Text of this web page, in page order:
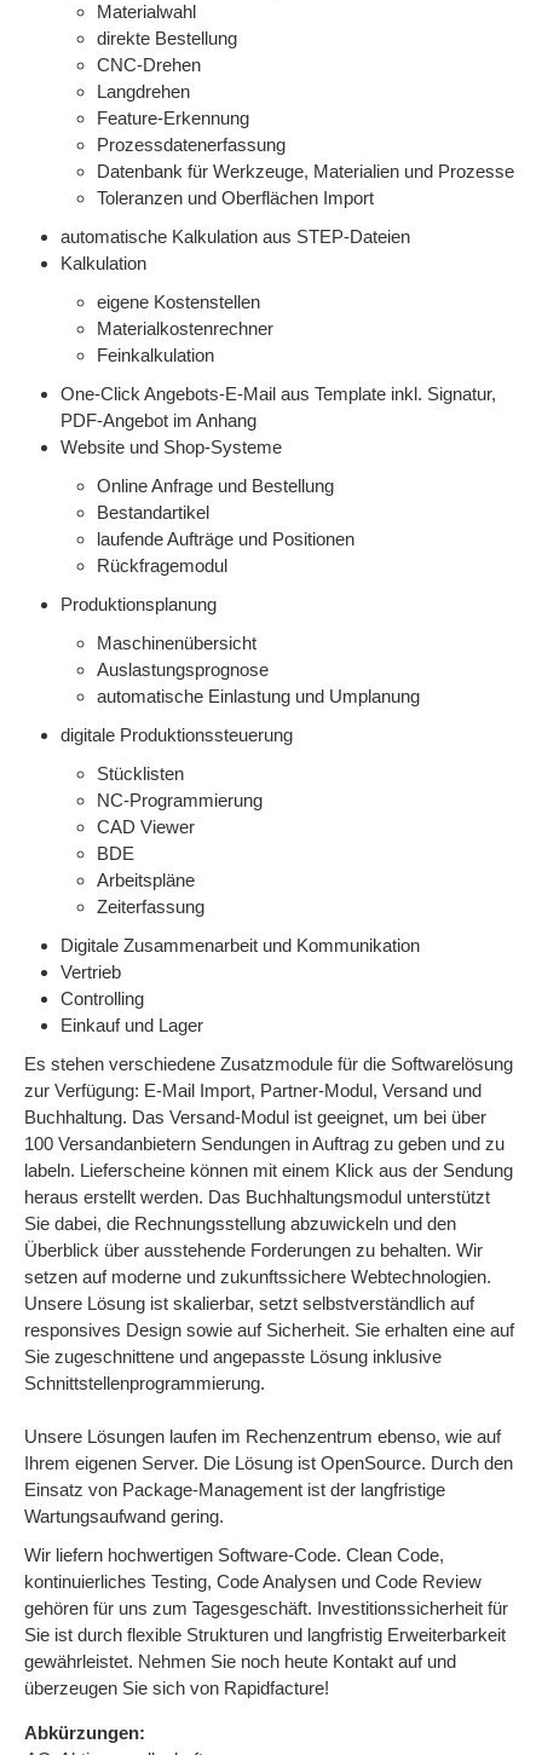
Materialwahl
direkte Bestellung
CNC-Drehen
Langdrehen
Feature-Erkennung
Prozessdatenerfassung
Datenbank für Werkzeuge, Materialien und Prozesse
Toleranzen und Oberflächen Import
automatische Kalkulation aus STEP-Dateien
Kalkulation
eigene Kostenstellen
Materialkostenrechner
Feinkalkulation
One-Click Angebots-E-Mail aus Template inkl. Signatur,
PDF-Angebot im Anhang
Website und Shop-Systeme
Online Anfrage und Bestellung
Bestandartikel
laufende Aufträge und Positionen
Rückfragemodul
Produktionsplanung
Maschinenübersicht
Auslastungsprognose
automatische Einlastung und Umplanung
digitale Produktionssteuerung
Stücklisten
NC-Programmierung
CAD Viewer
BDE
Arbeitspläne
Zeiterfassung
Digitale Zusammenarbeit und Kommunikation
Vertrieb
Controlling
Einkauf und Lager
Es stehen verschiedene Zusatzmodule für die Softwarelösung
zur Verfügung: E-Mail Import, Partner-Modul, Versand und
Buchhaltung. Das Versand-Modul ist geeignet, um bei über
100 Versandanbietern Sendungen in Auftrag zu geben und zu
labeln. Lieferscheine können mit einem Klick aus der Sendung
heraus erstellt werden. Das Buchhaltungsmodul unterstützt
Sie dabei, die Rechnungsstellung abzuwickeln und den
Überblick über ausstehende Forderungen zu behalten. Wir
setzen auf moderne und zukunftssichere Webtechnologien.
Unsere Lösung ist skalierbar, setzt selbstverständlich auf
responsives Design sowie auf Sicherheit. Sie erhalten eine auf
Sie zugeschnittene und angepasste Lösung inklusive
Schnittstellenprogrammierung.
Unsere Lösungen laufen im Rechenzentrum ebenso, wie auf
Ihrem eigenen Server. Die Lösung ist OpenSource. Durch den
Einsatz von Package-Management ist der langfristige
Wartungsaufwand gering.
Wir liefern hochwertigen Software-Code. Clean Code,
kontinuierliches Testing, Code Analysen und Code Review
gehören für uns zum Tagesgeschäft. Investitionssicherheit für
Sie ist durch flexible Strukturen und langfristig Erweiterbarkeit
gewährleistet. Nehmen Sie noch heute Kontakt auf und
überzeugen Sie sich von Rapidfacture!
Abkürzungen: